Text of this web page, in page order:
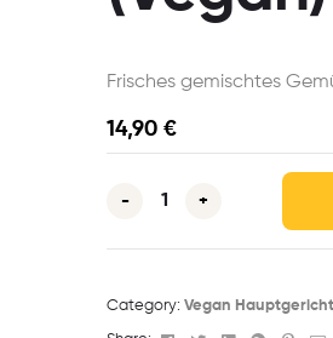
Frisches gemischtes
14,90 €
- +
Category: Vegan